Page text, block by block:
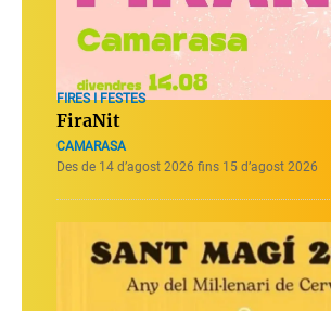
FIRES I FESTES
FiraNit
CAMARASA
Des de 14 d’agost 2026 fins 15 d’agost 2026